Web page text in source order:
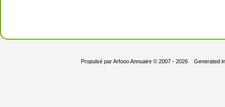
Propulsé parArfooo Annuaire© 2007 - 2026 Generated